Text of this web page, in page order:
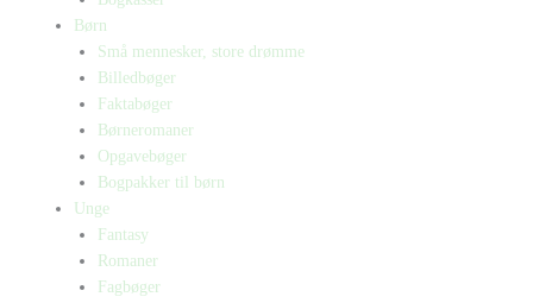
Børn
Små mennesker, store drømme
Billedbøger
Faktabøger
Børneromaner
Opgavebøger
Bogpakker til børn
Unge
Fantasy
Romaner
Fagbøger